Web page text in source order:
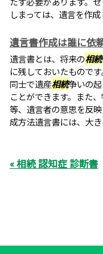
しまっては、遺言を作成
遺言書作成は誰に依
遺言書とは、将来の相続
に残しておいたもので
同士で遺産相続争いの
ことができます。また
等、遺言者の意思を反
成方法遺言書には、大き
« 相続 認知症 診断書